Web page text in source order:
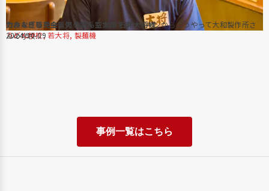
力みなぎる完全無欠うどん空太郎 石井大将様
飲食未経験の中、何の関係もないサラリーマンからこうやって大和製作所さ
んの学校...
うどん学校,若大将, 製麺機
2024-10-09
事例一覧はこちら